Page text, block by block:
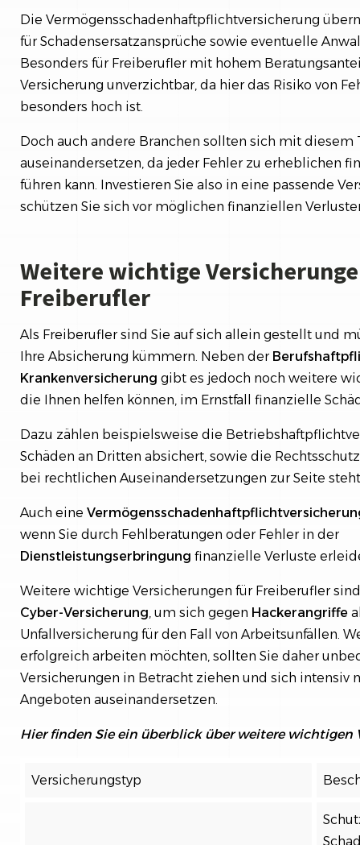
Die Vermögensschadenhaftpflichtversicherung
für Schadensersatzansprüche sowie eventuelle
Besonders für Freiberufler mit hohem
Versicherung unverzichtbar, da hier das Risiko von
besonders hoch ist.
Doch auch andere Branchen sollten sich mit diesem
auseinandersetzen, da jeder Fehler zu erheblichen
führen kann. Investieren Sie also in eine passende
schützen Sie sich vor möglichen finanziellen
Weitere wichtige
Freiberufler
Als Freiberufler sind Sie auf sich allein gestellt und
Ihre Absicherung kümmern. Neben der
Krankenversicherung gibt es jedoch noch weitere
die Ihnen helfen können, im Ernstfall finanzielle
Dazu zählen beispielsweise die
Schäden an Dritten absichert, sowie die
bei rechtlichen Auseinandersetzungen zur Seite
Auch eine
wenn Sie durch Fehlberatungen oder Fehler in der
Dienstleistungserbringung finanzielle Verluste
Weitere wichtige Versicherungen für Freiberufler
Cyber-Versicherung, um sich gegen Hackerangriffe
Unfallversicherung für den Fall von Arbeitsunfällen.
erfolgreich arbeiten möchten, sollten Sie daher
Versicherungen in Betracht ziehen und sich intensiv
Angeboten auseinandersetzen.
Hier finden Sie ein überblick über weitere wichtigen
Versicherungstyp